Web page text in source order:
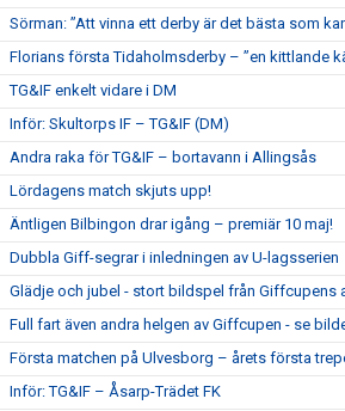
Sörman: ”Att vinna ett derby är det bästa som
Florians första Tidaholmsderby – ”en kittlande
TG&IF enkelt vidare i DM
Inför: Skultorps IF – TG&IF (DM)
Andra raka för TG&IF – bortavann i Allingsås
Lördagens match skjuts upp!
Äntligen Bilbingon drar igång – premiär 10 maj!
Dubbla Giff-segrar i inledningen av U-lagsserien
Glädje och jubel - stort bildspel från Giffcupens
Full fart även andra helgen av Giffcupen - se
Första matchen på Ulvesborg – årets första
Inför: TG&IF – Åsarp-Trädet FK